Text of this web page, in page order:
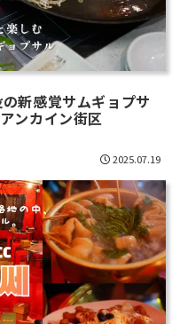
新感覚サムギョプサ
アンカイン街区
2025.07.19